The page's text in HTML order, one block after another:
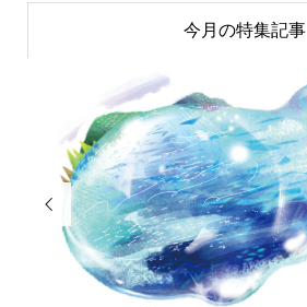
今月の特集記事
